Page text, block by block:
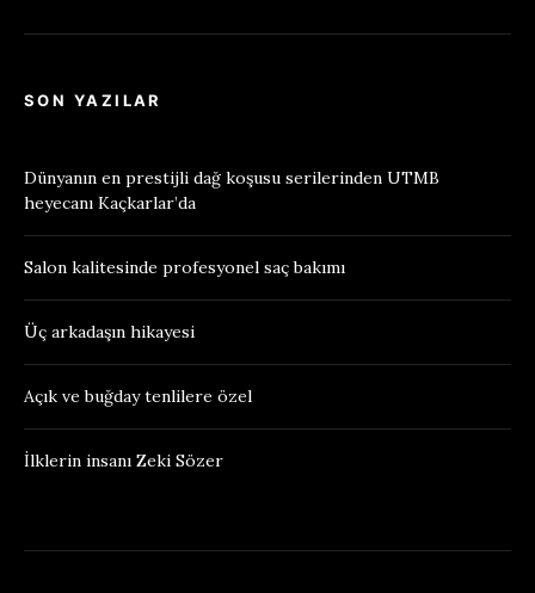
SON YAZILAR
Dünyanın en prestijli dağ koşusu serilerinden UTMB
heyecanı Kaçkarlar’da
Salon kalitesinde profesyonel saç bakımı
Üç arkadaşın hikayesi
Açık ve buğday tenlilere özel
İlklerin insanı Zeki Sözer